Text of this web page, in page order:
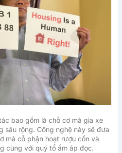
bao gồm là chỗ cơ mà gia xe
sâu rộng. Công nghệ này sẽ đưa
mà cỗ phận hoạt rượu cồn và
cùng với quý tổ ấm áp đọc.